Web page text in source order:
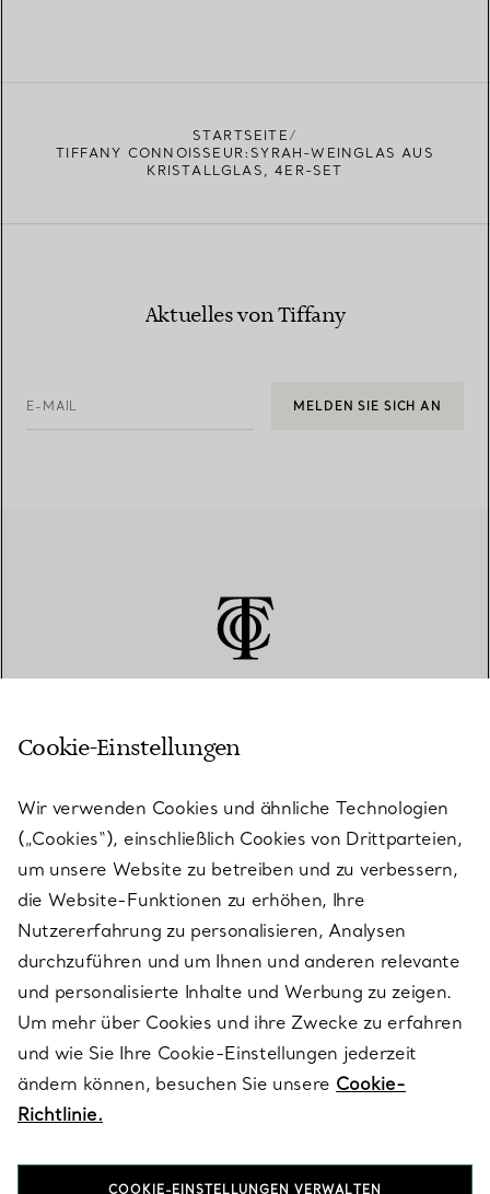
STARTSEITE
TIFFANY CONNOISSEUR:SYRAH-WEINGLAS AUS
KRISTALLGLAS, 4ER-SET
Aktuelles von Tiffany
E-MAIL MELDEN SIE SICH AN
KUNDENSERVICE
SERVICES
ÜBER TIFFANY & CO.
RECHTLICHE HINWEISE
FOLGEN SIE UNS
Cookie-Einstellungen
Wir verwenden Cookies und ähnliche Technologien
(„Cookies“), einschließlich Cookies von Drittparteien,
um unsere Website zu betreiben und zu verbessern,
die Website-Funktionen zu erhöhen, Ihre
Nutzererfahrung zu personalisieren, Analysen
durchzuführen und um Ihnen und anderen relevante
und personalisierte Inhalte und Werbung zu zeigen.
Um mehr über Cookies und ihre Zwecke zu erfahren
und wie Sie Ihre Cookie-Einstellungen jederzeit
ändern können, besuchen Sie unsere Cookie-
Richtlinie.
COOKIE-EINSTELLUNGEN VERWALTEN